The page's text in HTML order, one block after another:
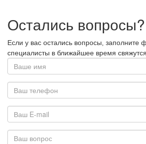
Остались вопросы?
Если у вас остались вопросы, заполните
специалисты в ближайшее время